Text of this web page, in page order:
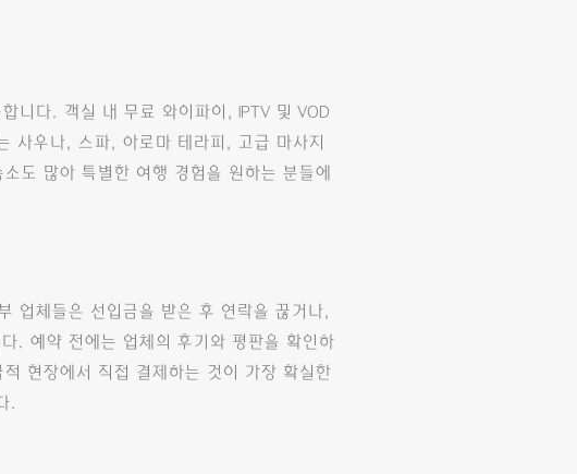
니다. 객실 내 무료 와이파이, IPTV 및 VOD
사우나, 스파, 아로마 테라피, 고급 마사지
도 많아 특별한 여행 경험을 원하는 분들에
업체들은 선입금을 받은 후 연락을 끊거나,
. 예약 전에는 업체의 후기와 평판을 확인하
현장에서 직접 결제하는 것이 가장 확실한
.